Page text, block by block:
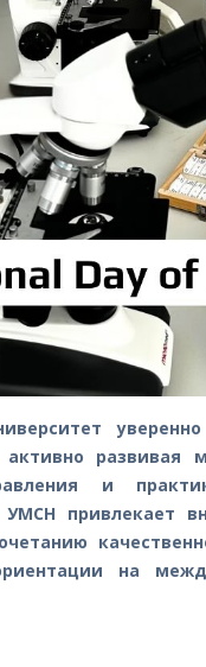
активно развивая
и
УМСН привлекает
на